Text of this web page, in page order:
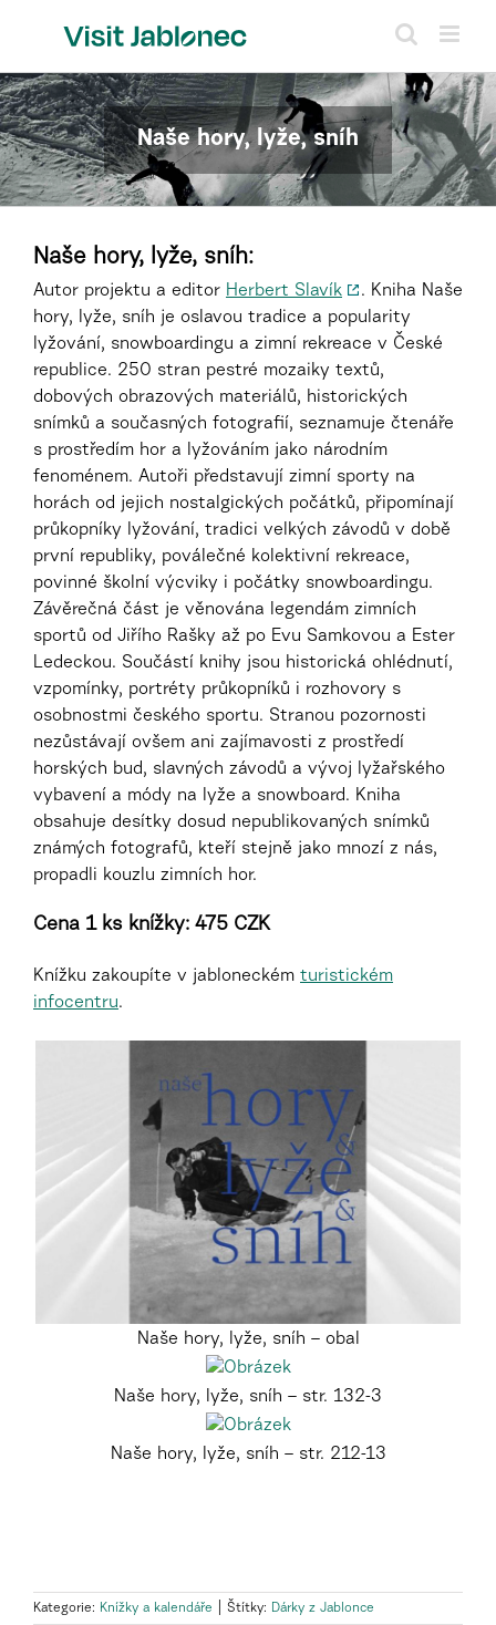
Naše hory, lyže, sníh
Naše hory, lyže, sníh:
Autor projektu a editor Herbert Slavík
. Kniha Naše
hory, lyže, sníh je oslavou tradice a popularity
lyžování, snowboardingu a zimní rekreace v České
republice. 250 stran pestré mozaiky textů,
dobových obrazových materiálů, historických
snímků a současných fotografií, seznamuje čtenáře
s prostředím hor a lyžováním jako národním
fenoménem. Autoři představují zimní sporty na
horách od jejich nostalgických počátků, připomínají
průkopníky lyžování, tradici velkých závodů v době
první republiky, poválečné kolektivní rekreace,
povinné školní výcviky i počátky snowboardingu.
Závěrečná část je věnována legendám zimních
sportů od Jiřího Rašky až po Evu Samkovou a Ester
Ledeckou. Součástí knihy jsou historická ohlédnutí,
vzpomínky, portréty průkopníků i rozhovory s
osobnostmi českého sportu. Stranou pozornosti
nezůstávají ovšem ani zajímavosti z prostředí
horských bud, slavných závodů a vývoj lyžařského
vybavení a módy na lyže a snowboard. Kniha
obsahuje desítky dosud nepublikovaných snímků
známých fotografů, kteří stejně jako mnozí z nás,
propadli kouzlu zimních hor.
Cena 1 ks knížky: 475 CZK
Knížku zakoupíte v jabloneckém turistickém
infocentru.
Naše hory, lyže, sníh – obal
Naše hory, lyže, sníh – str. 132-3
Naše hory, lyže, sníh – str. 212-13
Kategorie: Knížky a kalendáře Štítky: Dárky z Jablonce